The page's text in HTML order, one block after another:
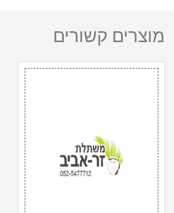
מוצרים קשורים
כמות
של
דקל
שמרופס
25
ליטר